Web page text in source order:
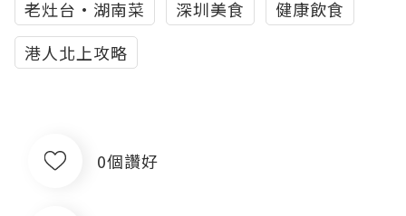
老灶台·湖南菜
深圳美食
健康飲食
港人北上攻略
0個讚好